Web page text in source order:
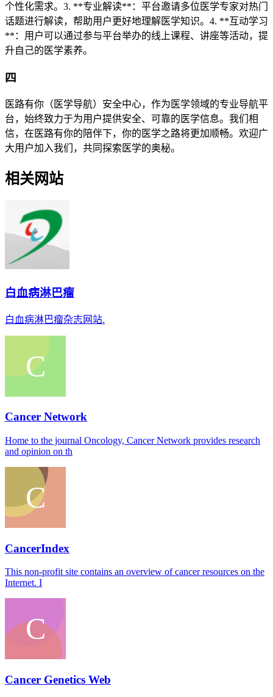
个性化需求。3. **专业解读**：平台邀请多位医学专家对热门
话题进行解读，帮助用户更好地理解医学知识。4. **互动学习
**：用户可以通过参与平台举办的线上课程、讲座等活动，提
升自己的医学素养。
四
医路有你（医学导航）安全中心，作为医学领域的专业导航平
台，始终致力于为用户提供安全、可靠的医学信息。我们相
信，在医路有你的陪伴下，你的医学之路将更加顺畅。欢迎广
大用户加入我们，共同探索医学的奥秘。
相关网站
白血病淋巴瘤
白血病淋巴瘤杂志网站.
Cancer Network
Home to the journal Oncology, Cancer Network provides research
and opinion on th
CancerIndex
This non-profit site contains an overview of cancer resources on the
Internet. I
Cancer Genetics Web